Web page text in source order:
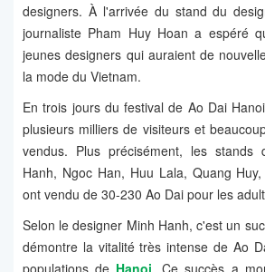
designers. À l'arrivée du stand du
journaliste Pham Huy Hoan a espéré
jeunes designers qui auraient de
la mode du Vietnam.
En trois jours du festival de Ao Dai
plusieurs milliers de visiteurs et
vendus. Plus précisément, les stands
Hanh, Ngoc Han, Huu Lala, Quang
ont vendu de 30-230 Ao Dai pour les
Selon le designer Minh Hanh, c'est un
démontre la vitalité très intense de Ao